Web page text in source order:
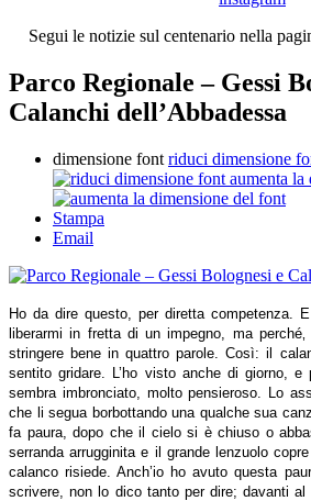
Segui le notizie sul centenario nella
Parco Regionale – Gessi
Calanchi dell’Abbadessa
dimensione font riduci dimensione
aumenta la
Stampa
Email
Ho da dire questo, per diretta competenza.
liberarmi in fretta di un impegno, ma
stringere bene in quattro parole. Così: il
sentito gridare. L’ho visto anche di giorno, e
sembra imbronciato, molto pensieroso. Lo
che li segua borbottando una qualche sua
fa paura, dopo che il cielo si è chiuso o
serranda arrugginita e il grande lenzuolo
calanco risiede. Anch’io ho avuto questa
scrivere, non lo dico tanto per dire; davanti